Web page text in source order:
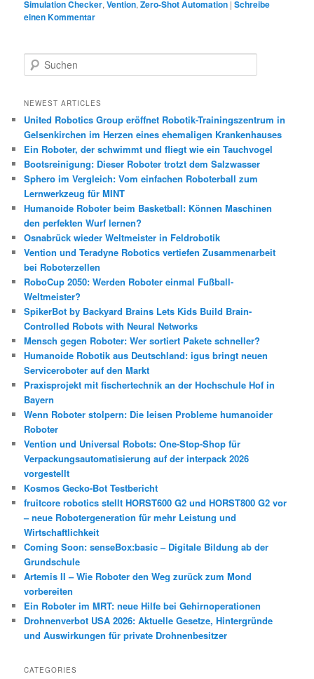
Simulation Checker,Vention,Zero-Shot Automation |Schreibe
einen Kommentar
u
h
n
NEWEST ARTICLES
United Robotics Group eröffnet Robotik-Trainingszentrum in
Gelsenkirchen im Herzen eines ehemaligen Krankenhauses
Ein Roboter, der schwimmt und fliegt wie ein Tauchvogel
Bootsreinigung: Dieser Roboter trotzt dem Salzwasser
Sphero im Vergleich: Vom einfachen Roboterball zum
Lernwerkzeug für MINT
Humanoide Roboter beim Basketball: Können Maschinen
den perfekten Wurf lernen?
Osnabrück wieder Weltmeister in Feldrobotik
Vention und Teradyne Robotics vertiefen Zusammenarbeit
bei Roboterzellen
RoboCup 2050: Werden Roboter einmal Fußball-
Weltmeister?
SpikerBot by Backyard Brains Lets Kids Build Brain-
Controlled Robots with Neural Networks
Mensch gegen Roboter: Wer sortiert Pakete schneller?
Humanoide Robotik aus Deutschland: igus bringt neuen
Serviceroboter auf den Markt
Praxisprojekt mit fischertechnik an der Hochschule Hof in
Bayern
Wenn Roboter stolpern: Die leisen Probleme humanoider
Roboter
Vention und Universal Robots: One-Stop-Shop für
Verpackungsautomatisierung auf der interpack 2026
vorgestellt
Kosmos Gecko-Bot Testbericht
fruitcore robotics stellt HORST600 G2 und HORST800 G2 vor
– neue Robotergeneration für mehr Leistung und
Wirtschaftlichkeit
Coming Soon: senseBox:basic – Digitale Bildung ab der
Grundschule
Artemis II – Wie Roboter den Weg zurück zum Mond
vorbereiten
Ein Roboter im MRT: neue Hilfe bei Gehirnoperationen
Drohnenverbot USA 2026: Aktuelle Gesetze, Hintergründe
und Auswirkungen für private Drohnenbesitzer
CATEGORIES